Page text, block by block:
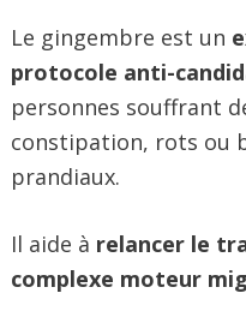
Le gingembre est un
protocole anti-
personnes souffrant
constipation, rots ou
prandiaux.
Il aide à relancer le
complexe moteur